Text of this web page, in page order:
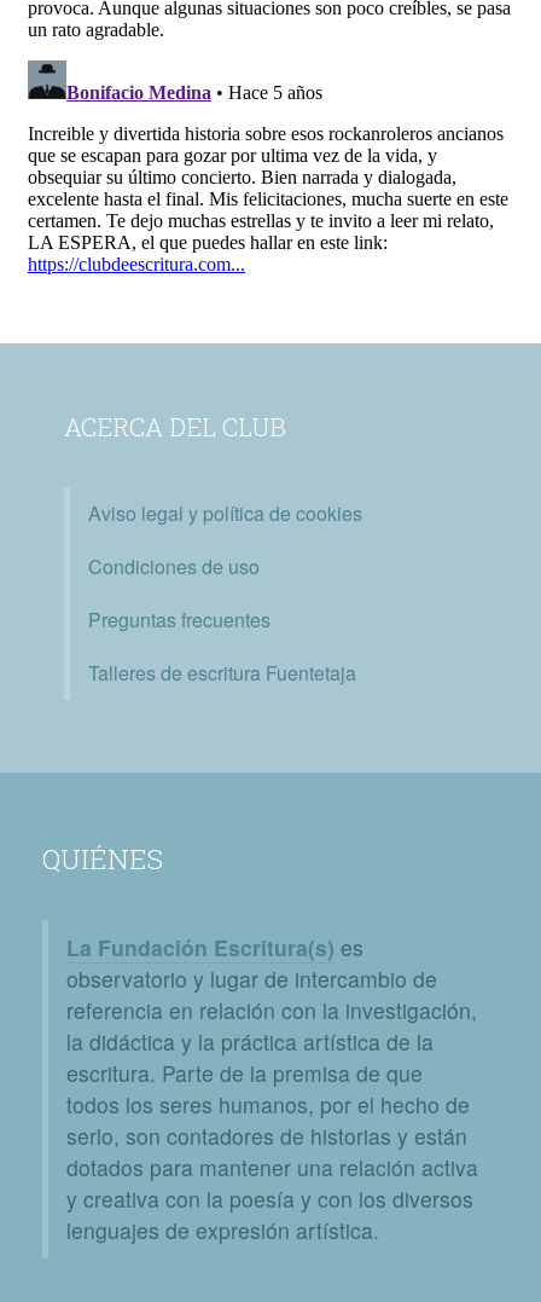
ACERCA DEL CLUB
Aviso legal y política de cookies
Condiciones de uso
Preguntas frecuentes
Talleres de escritura Fuentetaja
QUIÉNES
La Fundación Escritura(s) es
observatorio y lugar de intercambio de
referencia en relación con la investigación,
la didáctica y la práctica artística de la
escritura. Parte de la premisa de que
todos los seres humanos, por el hecho de
serlo, son contadores de historias y están
dotados para mantener una relación activa
y creativa con la poesía y con los diversos
lenguajes de expresión artística.